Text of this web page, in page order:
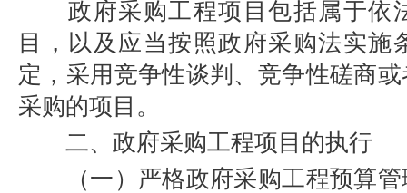
政府采购工程项目包括属于依
目，以及应当按照政府采购法实施
定，采用竞争性谈判、竞争性磋商
采购的项目。
二、政府采购工程项目的执行
（一）严格政府采购工程预算